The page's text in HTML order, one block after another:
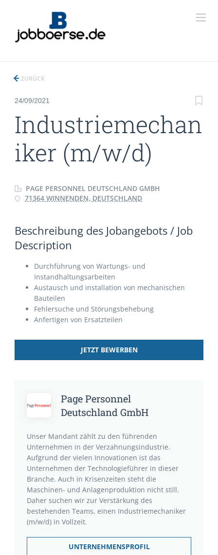
ZURÜCK
24/09/2021
Industriemechan
iker (m/w/d)
PAGE PERSONNEL DEUTSCHLAND GMBH
71364 WINNENDEN, DEUTSCHLAND
Beschreibung des Jobangebots / Job
Description
Durchführung von Wartungs- und
Instandhaltungsarbeiten
Austausch und installation von mechanischen
Bauteilen
Fehlersuche und Störungsbehebung
Anfertigen von Ersatzteilen
JETZT BEWERBEN
Page Personnel
Deutschland GmbH
Unser Mandant zählt zu den führenden
Unternehmen in der Verzahnungsindustrie.
Aufgrund der vielen Innovationen ist das
Unternehmen der Technologieführer in dieser
Branche. Auch in Krisenzeiten steht die
Maschinen- und Anlagenproduktion nicht still.
Daher suchen wir zur Verstärkung des
bestehenden Teams, einen Industriemechaniker
(m/w/d) in Vollzeit.
UNTERNEHMENSPROFIL